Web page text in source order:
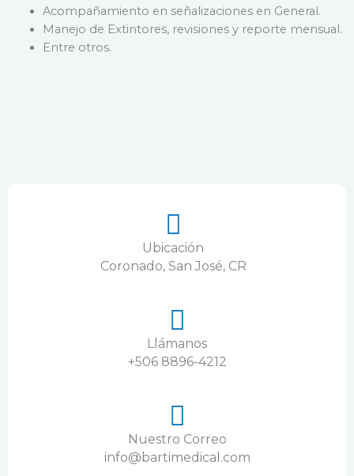
Acompañamiento en señalizaciones en General.
Manejo de Extintores, revisiones y reporte mensual.
Entre otros.
Ubicación
Coronado, San José, CR
Llámanos
+506 8896-4212
Nuestro Correo
info@bartimedical.com